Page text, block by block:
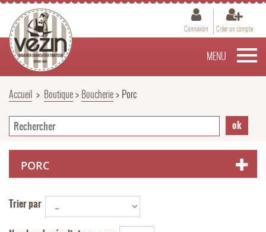
Connexion Créer un compte
MENU
Accueil > Boutique> Boucherie> Porc
PORC
Trier par